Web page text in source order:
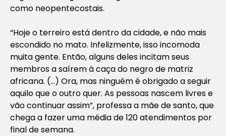
como neopentecostais.
“Hoje o terreiro está dentro da cidade, e não mais
escondido no mato. Infelizmente, isso incomoda
muita gente. Então, alguns deles incitam seus
membros a saírem à caça do negro de matriz
africana. (…) Ora, mas ninguém é obrigado a seguir
aquilo que o outro quer. As pessoas nascem livres e
vão continuar assim”, professa a mãe de santo, que
chega a fazer uma média de 120 atendimentos por
final de semana.